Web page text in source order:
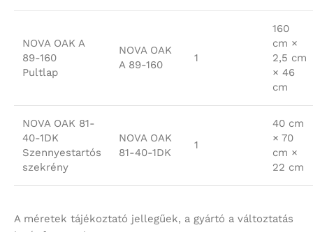
NOVA OAK A
89-160
Pultlap
NOVA OAK
A 89-160
1
160
cm ×
2,5 cm
× 46
cm
NOVA OAK 81-
40-1DK
Szennyestartós
szekrény
NOVA OAK
81-40-1DK
1
40 cm
× 70
cm ×
22 cm
A méretek tájékoztató jellegűek, a gyártó a változtatás